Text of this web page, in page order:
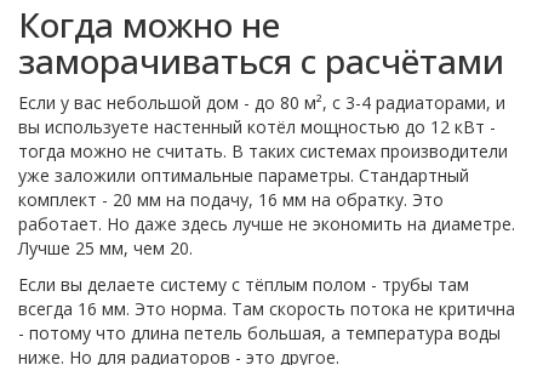
Когда можно не
заморачиваться с расчётами
Если у вас небольшой дом - до 80 м², с 3-4 радиаторами, и
вы используете настенный котёл мощностью до 12 кВт -
тогда можно не считать. В таких системах производители
уже заложили оптимальные параметры. Стандартный
комплект - 20 мм на подачу, 16 мм на обратку. Это
работает. Но даже здесь лучше не экономить на диаметре.
Лучше 25 мм, чем 20.
Если вы делаете систему с тёплым полом - трубы там
всегда 16 мм. Это норма. Там скорость потока не критична
- потому что длина петель большая, а температура воды
ниже. Но для радиаторов - это другое.